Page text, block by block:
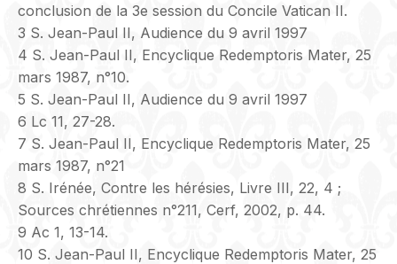
conclusion de la 3e session du Concile Vatican II.
3 S. Jean-Paul II, Audience du 9 avril 1997
4 S. Jean-Paul II, Encyclique Redemptoris Mater, 25
mars 1987, n°10.
5 S. Jean-Paul II, Audience du 9 avril 1997
6 Lc 11, 27-28.
7 S. Jean-Paul II, Encyclique Redemptoris Mater, 25
mars 1987, n°21
8 S. Irénée, Contre les hérésies, Livre III, 22, 4 ;
Sources chrétiennes n°211, Cerf, 2002, p. 44.
9 Ac 1, 13-14.
10 S. Jean-Paul II, Encyclique Redemptoris Mater, 25